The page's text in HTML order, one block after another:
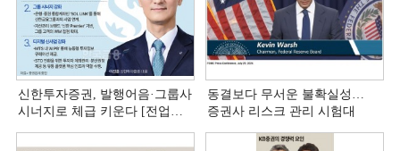
신한투자증권, 발행어음·그룹사
시너지로 체급 키운다 [전업계
동결보다 무서운 불확실성…
증권사 리스크 관리 시험대